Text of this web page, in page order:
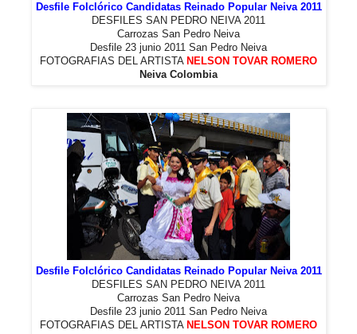
Desfile Folclórico Candidatas Reinado Popular Neiva 2011
DESFILES SAN PEDRO NEIVA 2011
Carrozas San Pedro Neiva
Desfile 23 junio 2011 San Pedro Neiva
FOTOGRAFIAS DEL ARTISTA NELSON TOVAR ROMERO
Neiva Colombia
Desfile Folclórico Candidatas Reinado Popular Neiva 2011
DESFILES SAN PEDRO NEIVA 2011
Carrozas San Pedro Neiva
Desfile 23 junio 2011 San Pedro Neiva
FOTOGRAFIAS DEL ARTISTA NELSON TOVAR ROMERO